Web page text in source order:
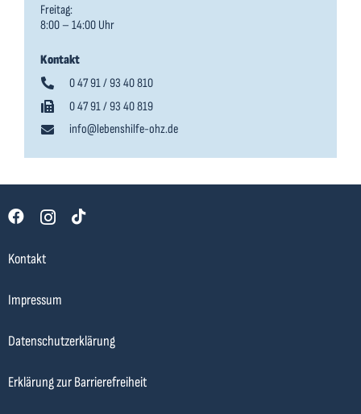
Freitag:
8:00 – 14:00 Uhr
Kontakt
0 47 91 / 93 40 810
0 47 91 / 93 40 819
info@lebenshilfe-ohz.de
Kontakt
Impressum
Datenschutzerklärung
Erklärung zur Barrierefreiheit